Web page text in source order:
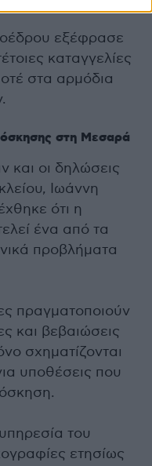
εξέφρασε
καταγγελίες
στα αρμόδια
στη Μεσαρά
και οι δηλώσεις
Ιωάννη
ότι η
ένα από τα
προβλήματα
πραγματοποιούν
και βεβαιώσεις
σχηματίζονται
υποθέσεις που
του
ετησίως